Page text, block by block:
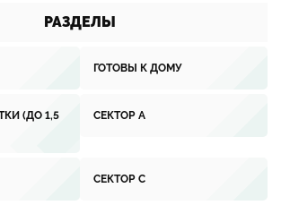
РАЗДЕЛЫ
ГОТОВЫ К ДОМУ
(ДО 1,5
СЕКТОР А
СЕКТОР С